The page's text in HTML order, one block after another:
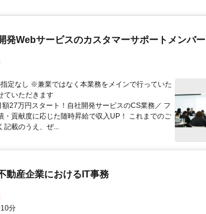
発Webサービスのカスタマーサポートメンバー
定なし ※兼業ではなく本業務をメインで行っていた
ていただきます
27万円スタート！自社開発サービスのCS業務／ フ
・貢献度に応じた随時昇給で収入UP！ これまでのご
記載のうえ、ぜ...
動産企業におけるIT事務
10分